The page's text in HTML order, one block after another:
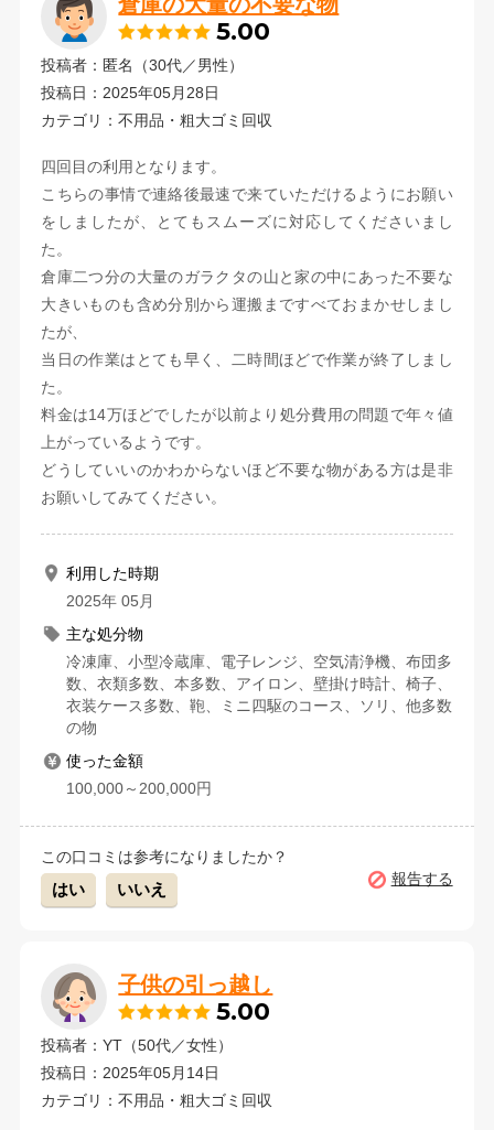
5.00
投稿者：匿名（30代／男性）
投稿日：2025年05月28日
カテゴリ：不用品・粗大ゴミ回収
四回目の利用となります。
こちらの事情で連絡後最速で来ていただけるようにお願い
をしましたが、とてもスムーズに対応してくださいまし
た。
倉庫二つ分の大量のガラクタの山と家の中にあった不要な
大きいものも含め分別から運搬まですべておまかせしまし
たが、
当日の作業はとても早く、二時間ほどで作業が終了しまし
た。
料金は14万ほどでしたが以前より処分費用の問題で年々値
上がっているようです。
どうしていいのかわからないほど不要な物がある方は是非
お願いしてみてください。
利用した時期
2025年 05月
主な処分物
冷凍庫、小型冷蔵庫、電子レンジ、空気清浄機、布団多
数、衣類多数、本多数、アイロン、壁掛け時計、椅子、
衣装ケース多数、鞄、ミニ四駆のコース、ソリ、他多数
の物
使った金額
100,000～200,000円
この口コミは参考になりましたか？
はい いいえ
報告する
子供の引っ越し
5.00
投稿者：YT（50代／女性）
投稿日：2025年05月14日
カテゴリ：不用品・粗大ゴミ回収